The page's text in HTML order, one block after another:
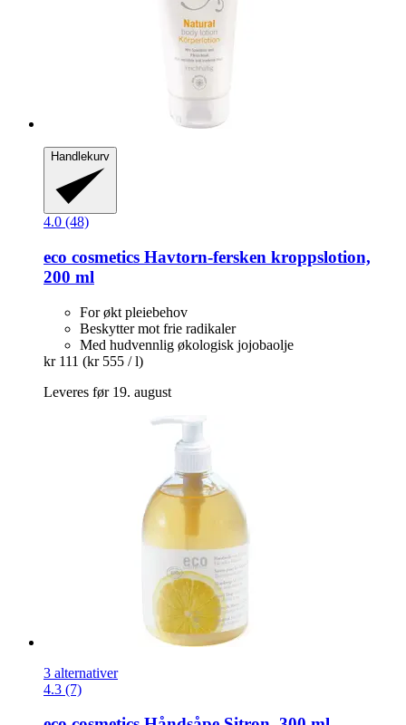
Handlekurv
4.0 (48)
eco cosmetics Havtorn-​fersken kroppslotion,
200 ml
For økt pleiebehov
Beskytter mot frie radikaler
Med hudvennlig økologisk jojobaolje
kr 111 (kr 555 / l)
Leveres før 19. august
3 alternativer
4.3 (7)